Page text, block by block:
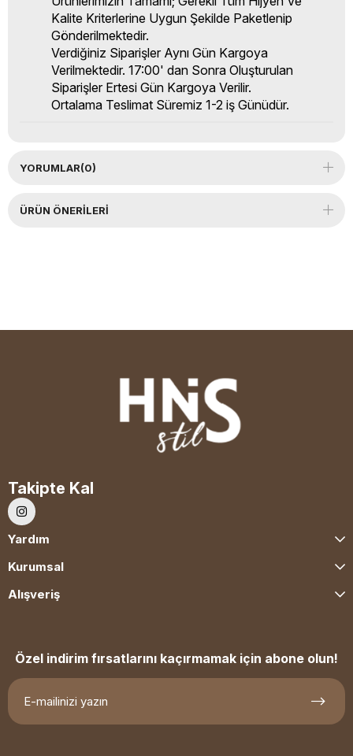
Kalite Kriterlerine Uygun Şekilde Paketlenip
Gönderilmektedir.
Verdiğiniz Siparişler Aynı Gün Kargoya
Verilmektedir. 17:00' dan Sonra Oluşturulan
Siparişler Ertesi Gün Kargoya Verilir.
Ortalama Teslimat Süremiz 1-2 iş Günüdür.
YORUMLAR(0)
ÜRÜN ÖNERILERI
Takipte Kal
Yardım
Kurumsal
Alışveriş
Özel indirim fırsatlarını kaçırmamak için abone olun!